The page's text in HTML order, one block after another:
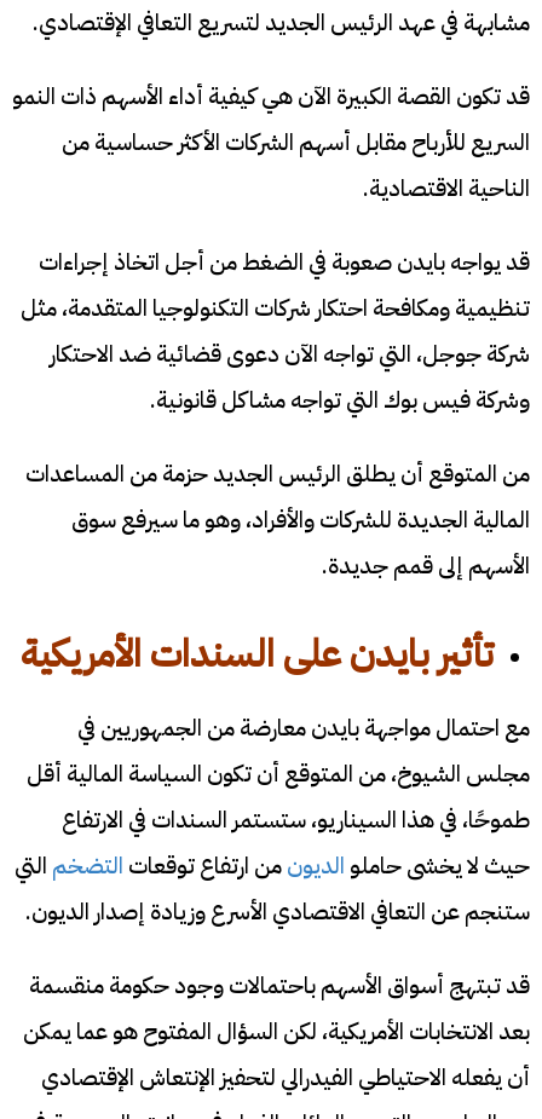
مشابهة في عهد الرئيس الجديد لتسريع التعافي الإقتصادي.
قد تكون القصة الكبيرة الآن هي كيفية أداء الأسهم ذات النمو
السريع للأرباح مقابل أسهم الشركات الأكثر حساسية من
الناحية الاقتصادية.
قد يواجه بايدن صعوبة في الضغط من أجل اتخاذ إجراءات
تنظيمية ومكافحة احتكار شركات التكنولوجيا المتقدمة، مثل
شركة جوجل، التي تواجه الآن دعوى قضائية ضد الاحتكار
وشركة فيس بوك التي تواجه مشاكل قانونية.
من المتوقع أن يطلق الرئيس الجديد حزمة من المساعدات
المالية الجديدة للشركات والأفراد، وهو ما سيرفع سوق
الأسهم إلى قمم جديدة.
تأثير بايدن على السندات الأمريكية
مع احتمال مواجهة بايدن معارضة من الجمهوريين في
مجلس الشيوخ، من المتوقع أن تكون السياسة المالية أقل
طموحًا، في هذا السيناريو، ستستمر السندات في الارتفاع
حيث لا يخشى حاملو الديونمن ارتفاع توقعات التضخم التي
ستنجم عن التعافي الاقتصادي الأسرع وزيادة إصدار الديون.
قد تبتهج أسواق الأسهم باحتمالات وجود حكومة منقسمة
بعد الانتخابات الأمريكية، لكن السؤال المفتوح هو عما يمكن
أن يفعله الاحتياطي الفيدرالي لتحفيز الإنتعاش الإقتصادي